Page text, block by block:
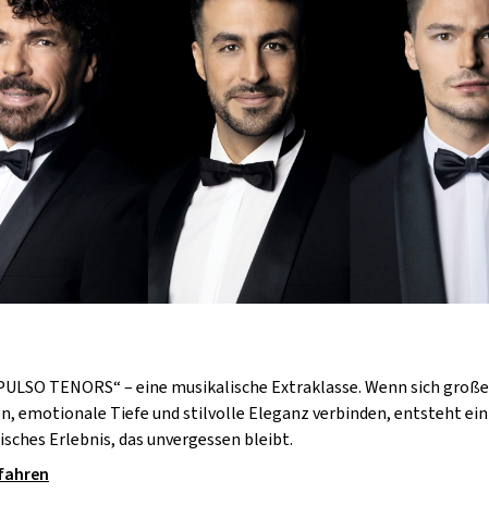
TENORS“ – eine musikalische Extraklasse. Wenn sich große
emotionale Tiefe und stilvolle Eleganz verbinden, entsteht ein
Erlebnis, das unvergessen bleibt.